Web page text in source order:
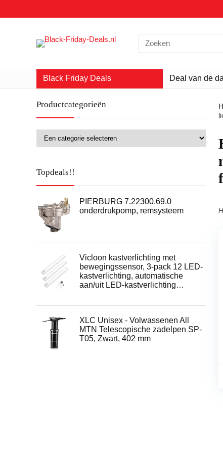
Search
for:
Black Friday Deals Deal van de
Productcategorieën
Topdeals!!
PIERBURG 7.22300.69.0
onderdrukpomp, remsysteem
Vicloon kastverlichting met
bewegingssensor, 3-pack 12 LED-
kastverlichting, automatische
aan/uit LED-kastverlichting…
XLC Unisex - Volwassenen All
MTN Telescopische zadelpen SP-
T05, Zwart, 402 mm